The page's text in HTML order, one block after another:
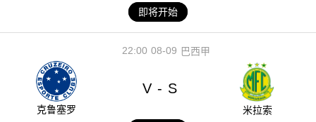
即将开始
08-09
22:00 巴西甲
克鲁塞罗
V - S
米拉索